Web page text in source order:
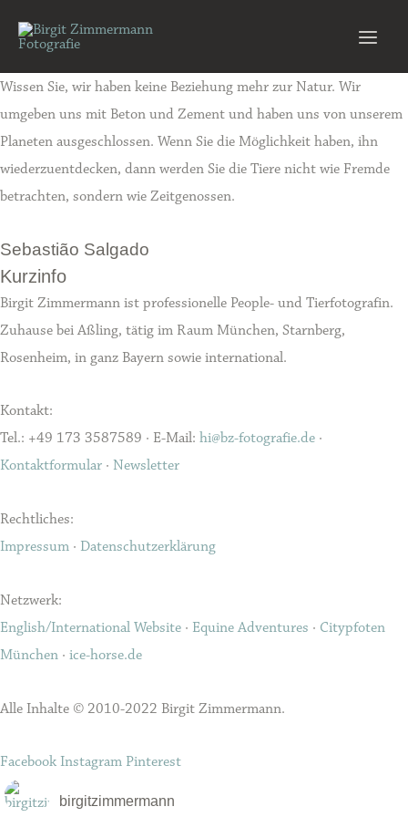
Inhalt
Wissen Sie, wir haben keine Beziehung mehr zur Natur. Wir
umgeben uns mit Beton und Zement und haben uns von unserem
Planeten ausgeschlossen. Wenn Sie die Möglichkeit haben, ihn
wiederzuentdecken, dann werden Sie die Tiere nicht wie Fremde
betrachten, sondern wie Zeitgenossen.
Sebastião Salgado
Kurzinfo
Birgit Zimmermann ist professionelle People- und Tierfotografin.
Zuhause bei Aßling, tätig im Raum München, Starnberg,
Rosenheim, in ganz Bayern sowie international.
Kontakt:
Tel.: +49 173 3587589 · E-Mail: hi@bz-fotografie.de ·
Kontaktformular · Newsletter
Rechtliches:
Impressum · Datenschutzerklärung
Netzwerk:
English/International Website · Equine Adventures · Citypfoten
München · ice-horse.de
Alle Inhalte © 2010-2022 Birgit Zimmermann.
Facebook Instagram Pinterest
birgitzimmermann